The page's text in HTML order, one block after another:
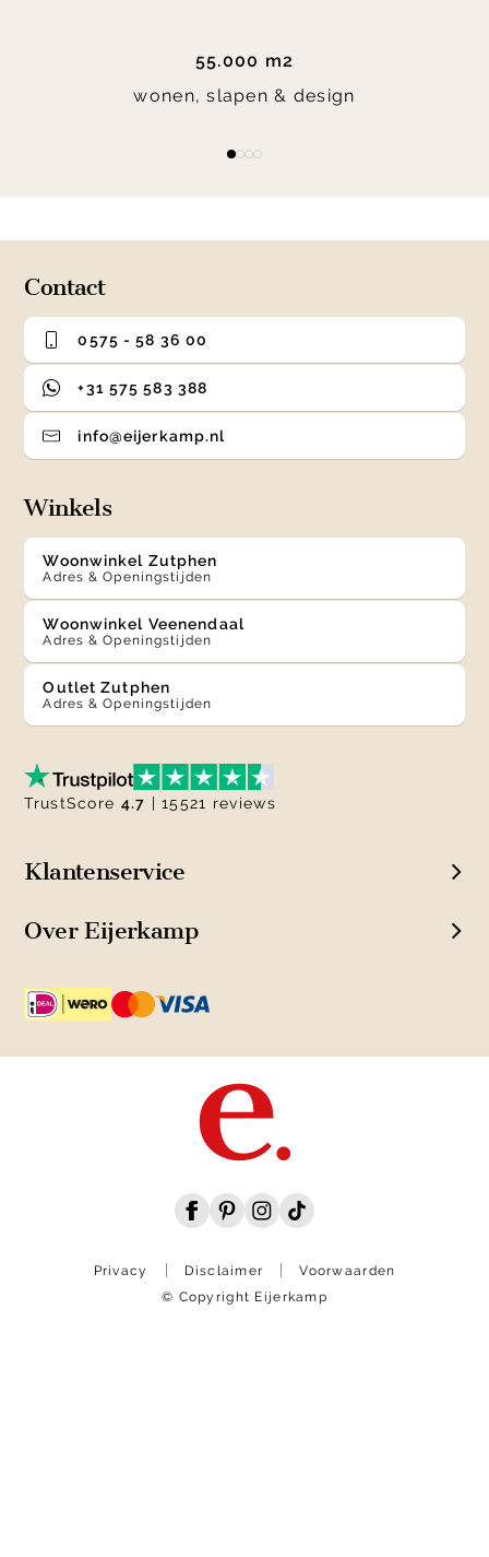
55.000 m2
wonen, slapen & design
Contact
0575 - 58 36 00
+31 575 583 388
info@eijerkamp.nl
Winkels
Woonwinkel Zutphen
Adres & Openingstijden
Woonwinkel Veenendaal
Adres & Openingstijden
Outlet Zutphen
Adres & Openingstijden
Klantenservice
Over Eijerkamp
TrustScore 4.7 | 15521 reviews
Privacy Disclaimer
Voorwaarden
© Copyright Eijerkamp